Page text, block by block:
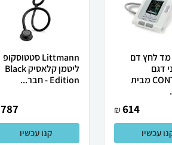
Contec מד לחץ דם
דגם
CONTEC08A מבית
614
₪
עכשיו
Littmann סטטוסקופ
ליטמן קלאסיק Black
Edition - חבר...
787
קנו עכשיו